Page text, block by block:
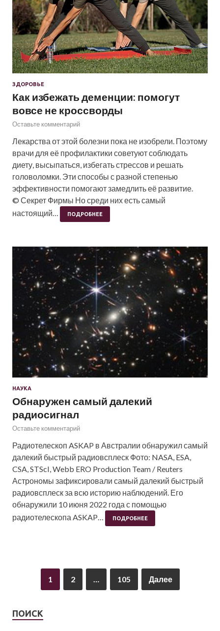
ЗДОРОВЬЕ
Как избежать деменции: помогут
вовсе не кроссворды
Оставьте комментарий
Лекарства от этой болезни пока не изобрели. Поэтому
врачи для её профилактики советуют соблюдать
диету, высыпаться, избегать стрессов и решать
головоломки. Эти способы с разной степенью
эффективности помогают замедлить её развитие.
© Секрет Фирмы Но среди них есть самый
настоящий…
ПОДРОБНЕЕ
НАУКА
Обнаружен самый далекий
радиосигнал
Оставьте комментарий
Радиотелескоп ASKAP в Австралии обнаружил самый
далекий быстрый радиовсплеск Фото: NASA, ESA,
CSA, STScI, Webb ERO Production Team / Reuters
Астрономы зафиксировали самый далекий быстрый
радиовсплеск за всю историю наблюдений. Его
обнаружили 10 июня 2022 года с помощью
радиотелескопа ASKAP…
ПОДРОБНЕЕ
1 2 105 Далее
ПОИСК